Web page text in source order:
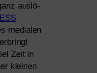
aus­lö­
media­len
Zeit in
klei­nen